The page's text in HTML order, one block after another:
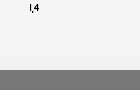
1,4